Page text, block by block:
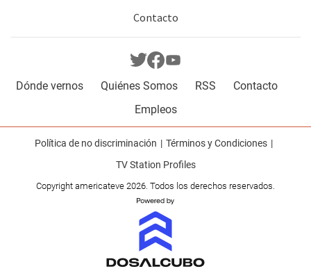
Contacto
Dónde vernos Quiénes Somos RSS
Contacto
Empleos
Política de no discriminación
Términos y Condiciones
TV Station Profiles
Copyright americateve 2026. Todos los derechos reservados.